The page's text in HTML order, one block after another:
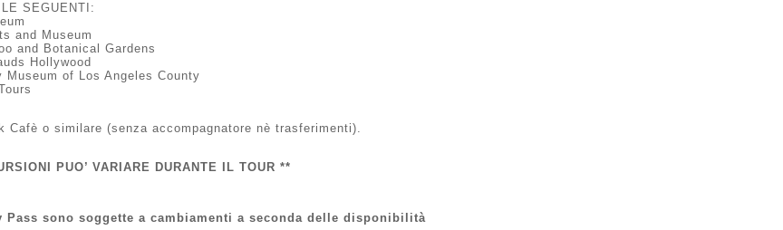
SEGUENTI:
and Museum
and Botanical Gardens
Hollywood
Museum of Los Angeles County
Cafè o similare (senza accompagnatore nè trasferimenti).
PUO’ VARIARE DURANTE IL TOUR **
Pass sono soggette a cambiamenti a seconda delle disponibilità